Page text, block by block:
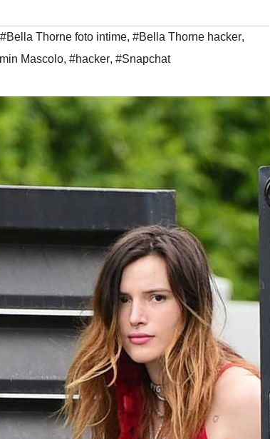
#Bella Thorne foto intime, #Bella Thorne hacker,
Mascolo, #hacker, #Snapchat